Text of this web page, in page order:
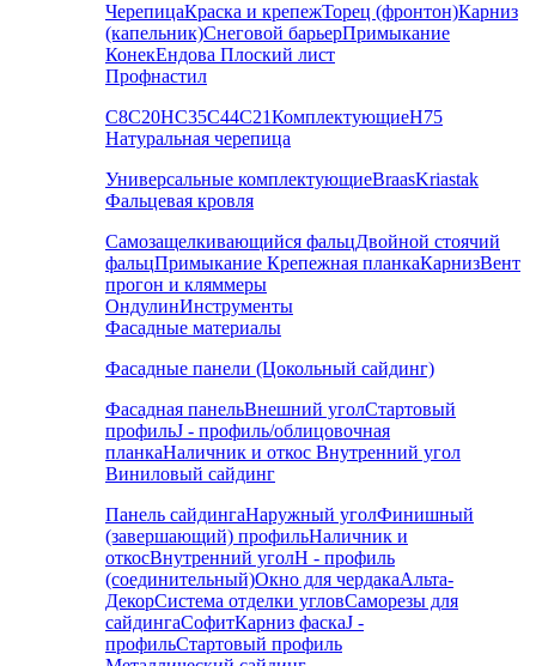
ЧерепицаКраска и крепежТорец (фронтон)Карниз
(капельник)Снеговой барьерПримыкание
КонекЕндова Плоский лист
Профнастил
С8С20НС35С44С21КомплектующиеН75
Натуральная черепица
Универсальные комплектующиеBraasKriastak
Фальцевая кровля
Самозащелкивающийся фальцДвойной стоячий
фальцПримыкание Крепежная планкаКарнизВент
прогон и кляммеры
ОндулинИнструменты
Фасадные материалы
Фасадные панели (Цокольный сайдинг)
Фасадная панельВнешний уголСтартовый
профильJ - профиль/облицовочная
планкаНаличник и откос Внутренний угол
Виниловый сайдинг
Панель сайдингаНаружный уголФинишный
(завершающий) профильНаличник и
откосВнутренний уголH - профиль
(соединительный)Окно для чердакаАльта-
ДекорСистема отделки угловСаморезы для
сайдингаСофитКарниз фаскаJ -
профильСтартовый профиль